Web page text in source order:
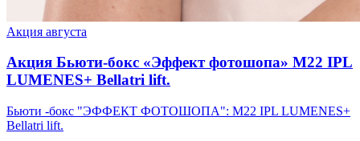
Акция августа
Акция Бьюти-бокс «Эффект фотошопа» М22 IPL
LUMENES+ Bellatri lift.
Бьюти -бокс "ЭФФЕКТ ФОТОШОПА": М22 IPL LUMENES+
Bellatri lift.